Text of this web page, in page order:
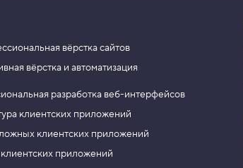
вёрстка сайтов
вёрстка и автоматизация
разработка веб-интерфейсов
клиентских приложений
клиентских приложений
клиентских приложений